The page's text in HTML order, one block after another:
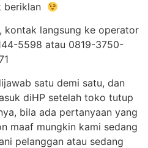
beriklan
kontak langsung ke operator
5598 atau 0819-3750-
satu demi satu, dan
diHP setelah toko tutup
bila ada pertanyaan yang
maaf mungkin kami sedang
pelanggan atau sedang